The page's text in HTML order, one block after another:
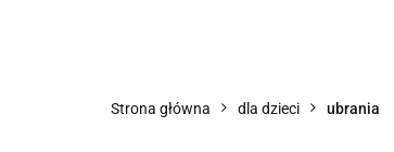
Strona główna dla dzieci ubrania